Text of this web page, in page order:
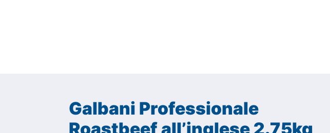
Galbani Professionale
Roastbeef all’inglese 2.75kg